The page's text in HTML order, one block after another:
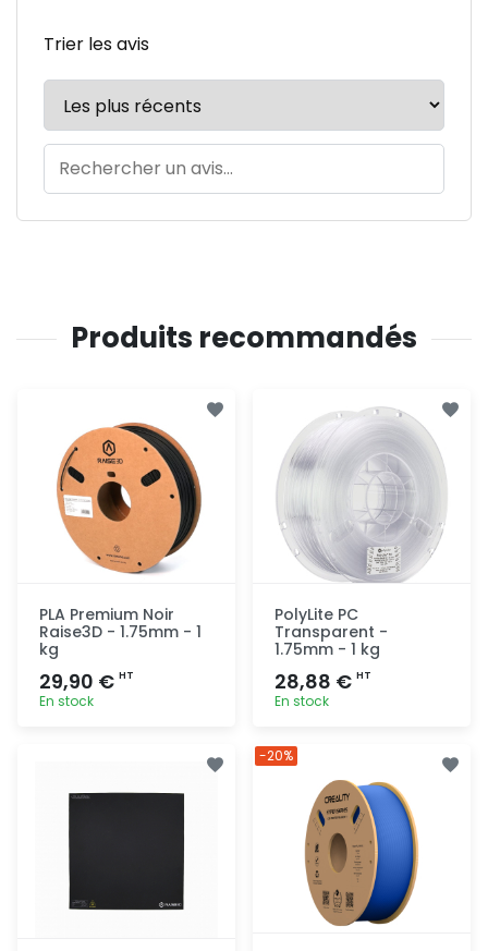
Trier les avis
Produits recommandés
PLA Premium Noir
Raise3D - 1.75mm - 1
kg
29,90 € HT
En stock
PolyLite PC
Transparent -
1.75mm - 1 kg
28,88 € HT
En stock
-20%